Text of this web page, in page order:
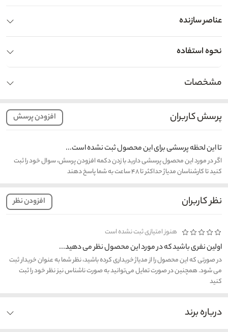
عناصر سازنده
نحوه استفاده
مشخصات
پرسش کاربران افزودن پرسش
تا این لحظه پرسشی برای این محصول ثبت نشده است...
اگر در مورد این محصول پرسشی دارید با زدن دکمه افزودن پرسش، سوال خود را ثبت
کنید تا کارشناسان مدیاژ حداکثر تا ۴۸ ساعت به شما پاسخ دهند
نظر کاربران افزودن نظر
هنوز امتیازی ثبت نشده است
اولین نفری باشید که در مورد این محصول نظر می دهید...
در صورتی که این محصول را از مدیاژ خریداری کرده باشید، نظر شما به عنوان خریدار ثبت
می شود. همچنین در صورت تمایل می‌توانید به صورت ناشناس نیز نظر خود را ثبت
کنید
درباره برند